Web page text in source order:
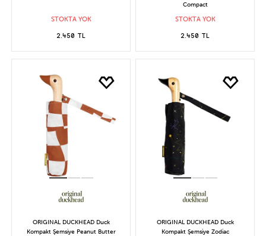
STOKTA YOK
2.450 TL
Compact
STOKTA YOK
2.450 TL
ORIGINAL DUCKHEAD Duck
Kompakt Şemsiye Peanut Butter
ORIGINAL DUCKHEAD Duck
Kompakt Şemsiye Zodiac